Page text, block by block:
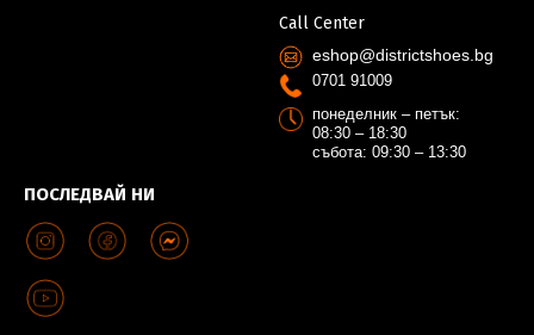
ПОСЛЕДВАЙ НИ
Call Center
eshop@districtshoes.bg
0701 91009
понеделник – петък:
08:30 – 18:30
събота: 09:30 – 13:30